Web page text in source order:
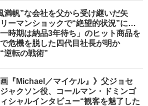
満帆”な会社を父から受け継いだ矢
ーマンショックで“絶望的状況”に…
時期は納品3年待ち」のヒット商品を
危機を脱した四代目社長が明か
逆転の戦術”
画『Michael／マイケル』》父ジョセ
ャクソン役、コールマン・ドミンゴ
シャルインタビュー“観客を魅了した